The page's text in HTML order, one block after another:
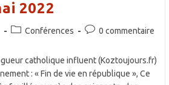
2022
PostConférences
Commentaires
publication :
0 commentaire
catholique influent (Koztoujours.fr)
: « Fin de vie en république », Ce